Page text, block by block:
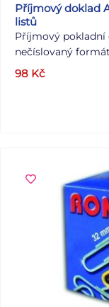
Příjmový doklad
listů
Příjmový pokladní
nečíslovaný
odtržitelných
98 Kč